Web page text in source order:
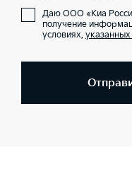
Даю ООО «Киа
получение
условиях, указанных